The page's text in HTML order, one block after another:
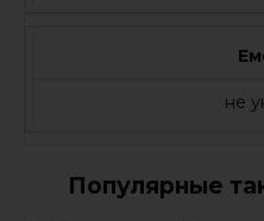
не
Популярные